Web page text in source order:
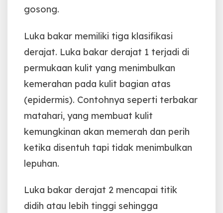
gosong.
Luka bakar memiliki tiga klasifikasi
derajat. Luka bakar derajat 1 terjadi di
permukaan kulit yang menimbulkan
kemerahan pada kulit bagian atas
(epidermis). Contohnya seperti terbakar
matahari, yang membuat kulit
kemungkinan akan memerah dan perih
ketika disentuh tapi tidak menimbulkan
lepuhan.
Luka bakar derajat 2 mencapai titik
didih atau lebih tinggi sehingga